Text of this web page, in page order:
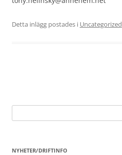
Detta inlägg postades i Uncategorized
efter:
NYHETER/DRIFTINFO